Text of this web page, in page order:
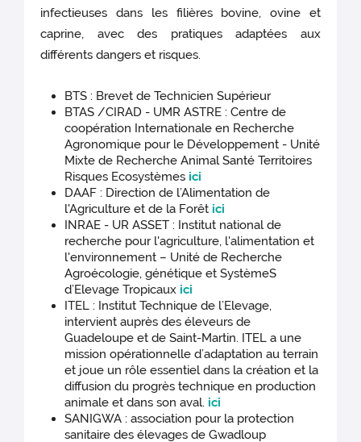
infectieuses dans les filières bovine, ovine et
caprine, avec des pratiques adaptées aux
différents dangers et risques.
BTS : Brevet de Technicien Supérieur
BTAS /CIRAD - UMR ASTRE : Centre de
coopération Internationale en Recherche
Agronomique pour le Développement - Unité
Mixte de Recherche Animal Santé Territoires
Risques Ecosystèmes ici
DAAF : Direction de l’Alimentation de
l'Agriculture et de la Forêt ici
INRAE - UR ASSET : Institut national de
recherche pour l'agriculture, l'alimentation et
l'environnement – Unité de Recherche
Agroécologie, génétique et SystèmeS
d’Elevage Tropicaux ici
ITEL : Institut Technique de l’Elevage,
intervient auprès des éleveurs de
Guadeloupe et de Saint-Martin. ITEL a une
mission opérationnelle d’adaptation au terrain
et joue un rôle essentiel dans la création et la
diffusion du progrès technique en production
animale et dans son aval. ici
SANIGWA : association pour la protection
sanitaire des élevages de Gwadloup